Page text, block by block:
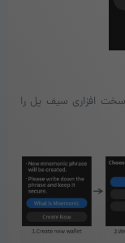
افزاری سیف پل را